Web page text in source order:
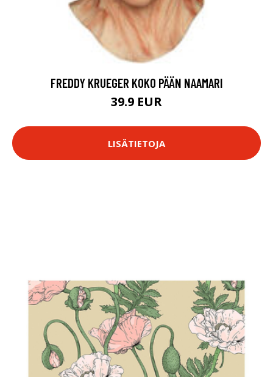
FREDDY KRUEGER KOKO PÄÄN NAAMARI
39.9 EUR
LISÄTIETOJA